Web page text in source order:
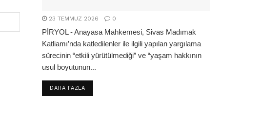
23 TEMMUZ 2026 0
PİRYOL - Anayasa Mahkemesi, Sivas Madımak
Katliamı’nda katledilenler ile ilgili yapılan yargılama
sürecinin “etkili yürütülmediği” ve “yaşam hakkının
usul boyutunun...
DAHA FAZLADETAILS